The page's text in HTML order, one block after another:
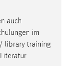
auch
im
library training
der Website.